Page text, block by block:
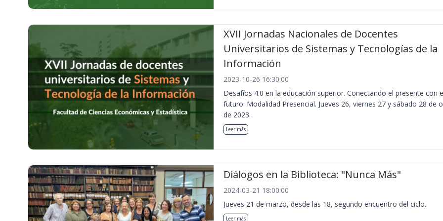
XVII Jornadas Nacionales de Docentes
Universitarios de Sistemas y Tecnologías de la
Información
2023-10-26 16:30:00
Desafíos 4.0 en la educación superior. Conectando el presente con
futuro. Modalidad Presencial. Jueves 26, viernes 27 y sábado 28 de
de 2023.
Leer más
Diálogos en la Biblioteca: "Nunca Más"
2024-03-21 18:00:00
Jueves 21 de marzo, desde las 18, segundo encuentro del ciclo.
Leer más